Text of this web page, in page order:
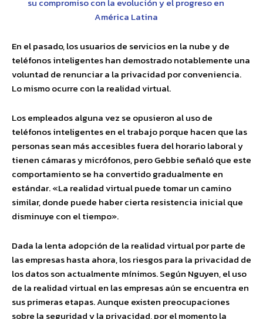
América Latina
En el pasado, los usuarios de servicios en la nube y de
teléfonos inteligentes han demostrado notablemente una
voluntad de renunciar a la privacidad por conveniencia.
Lo mismo ocurre con la realidad virtual.
Los empleados alguna vez se opusieron al uso de
teléfonos inteligentes en el trabajo porque hacen que las
personas sean más accesibles fuera del horario laboral y
tienen cámaras y micrófonos, pero Gebbie señaló que este
comportamiento se ha convertido gradualmente en
estándar. «La realidad virtual puede tomar un camino
similar, donde puede haber cierta resistencia inicial que
disminuye con el tiempo».
Dada la lenta adopción de la realidad virtual por parte de
las empresas hasta ahora, los riesgos para la privacidad de
los datos son actualmente mínimos. Según Nguyen, el uso
de la realidad virtual en las empresas aún se encuentra en
sus primeras etapas. Aunque existen preocupaciones
sobre la seguridad y la privacidad, por el momento la